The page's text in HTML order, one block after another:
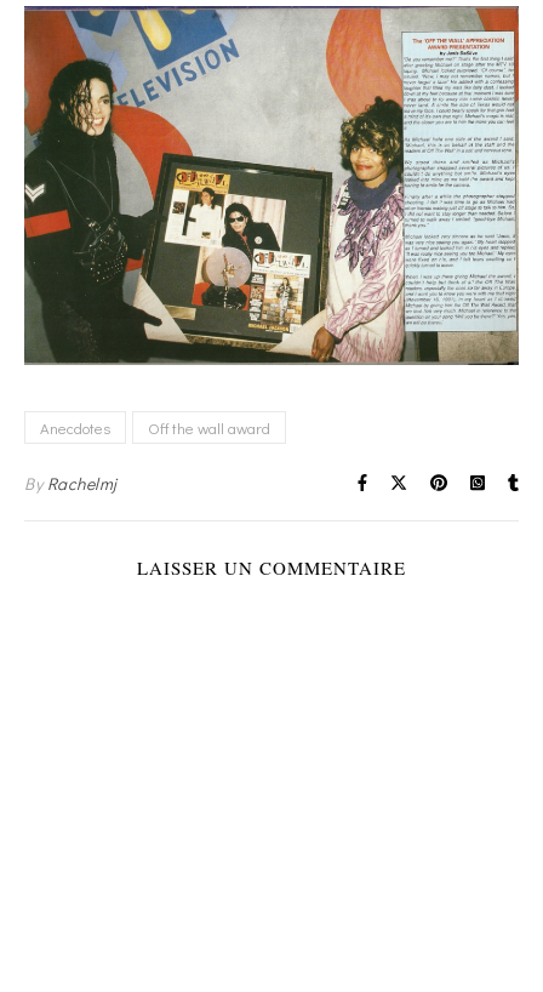
Anecdotes Off the wall award
ByRachelmj
LAISSER UN COMMENTAIRE